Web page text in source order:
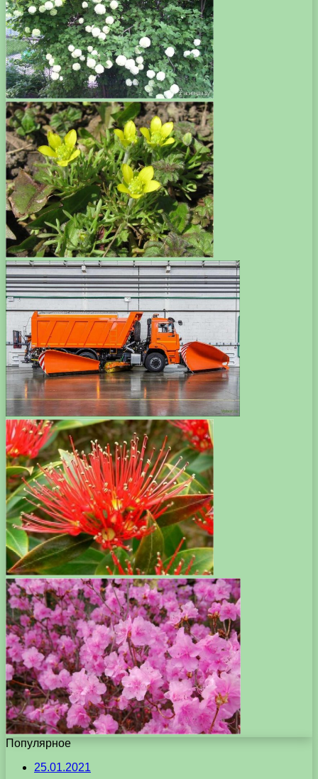
Популярное
25.01.2021